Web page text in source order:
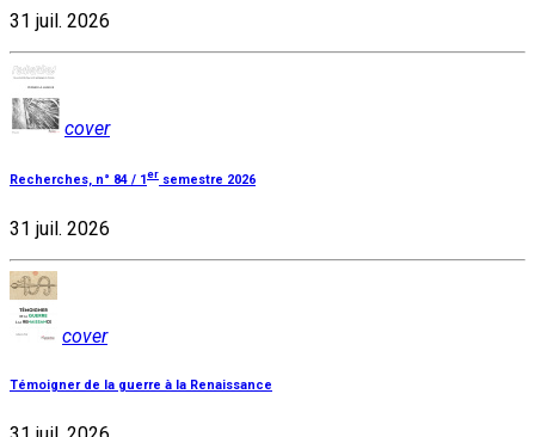
31 juil. 2026
cover
Recherches, n° 84 / 1 er semestre 2026
31 juil. 2026
cover
Témoigner de la guerre à la Renaissance